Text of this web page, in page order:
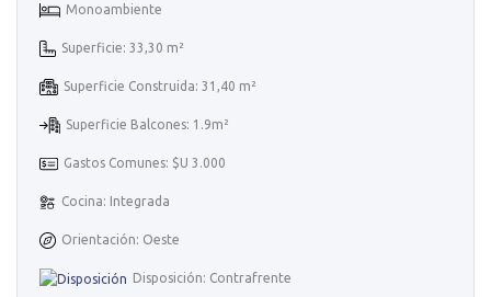
Monoambiente
Superficie: 33,30 m²
Superficie Construida: 31,40 m²
Superficie Balcones: 1.9m²
Gastos Comunes: $U 3.000
Cocina: Integrada
Orientación: Oeste
Disposición: Contrafrente